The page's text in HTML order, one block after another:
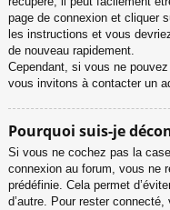
page de connexion et cliquer
les instructions et vous
de nouveau rapidement.
Cependant, si vous ne
vous invitons à contacter un
Pourquoi suis-je
Si vous ne cochez pas la
connexion au forum, vous ne
prédéfinie. Cela permet
d’autre. Pour rester